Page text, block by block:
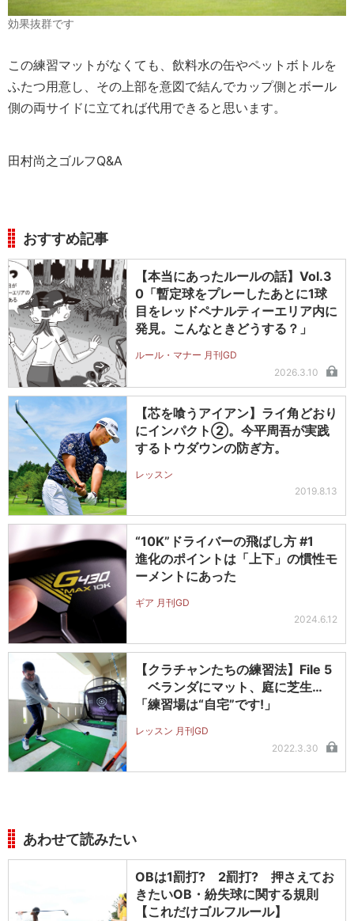
効果抜群です
この練習マットがなくても、飲料水の缶やペットボトルを
ふたつ用意し、その上部を意図で結んでカップ側とボール
側の両サイドに立てれば代用できると思います。
田村尚之ゴルフQ&A
おすすめ記事
【本当にあったルールの話】Vol.3
0「暫定球をプレーしたあとに1球
目をレッドペナルティーエリア内に
発見。こんなときどうする？」
ルール・マナー 月刊GD
2026.3.10
【芯を喰うアイアン】ライ角どおり
にインパクト②。今平周吾が実践
するトウダウンの防ぎ方。
レッスン
2019.8.13
“10K”ドライバーの飛ばし方 #1
進化のポイントは「上下」の慣性モ
ーメントにあった
ギア 月刊GD
2024.6.12
【クラチャンたちの練習法】File 5
ベランダにマット、庭に芝生…
「練習場は“自宅”です!」
レッスン 月刊GD
2022.3.30
あわせて読みたい
OBは1罰打? 2罰打? 押さえてお
きたいOB・紛失球に関する規則
【これだけゴルフルール】